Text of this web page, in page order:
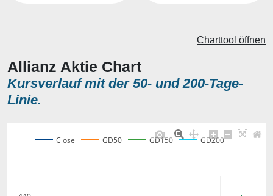
Allianz Aktie Chart
Kursverlauf mit der 50- und 200-Tage-
Linie.
Charttool öffnen
Close GD50 GD150 GD200